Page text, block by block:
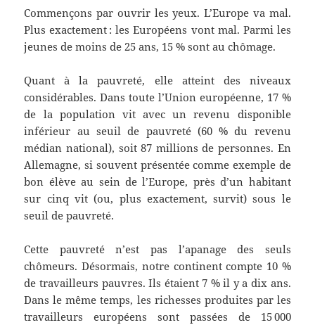
Commençons par ouvrir les yeux. L’Europe va mal.
Plus exactement : les Européens vont mal. Parmi les
jeunes de moins de 25 ans, 15 % sont au chômage.
Quant à la pauvreté, elle atteint des niveaux
considérables. Dans toute l’Union européenne, 17 %
de la population vit avec un revenu disponible
inférieur au seuil de pauvreté (60 % du revenu
médian national), soit 87 millions de personnes. En
Allemagne, si souvent présentée comme exemple de
bon élève au sein de l’Europe, près d’un habitant
sur cinq vit (ou, plus exactement, survit) sous le
seuil de pauvreté.
Cette pauvreté n’est pas l’apanage des seuls
chômeurs. Désormais, notre continent compte 10 %
de travailleurs pauvres. Ils étaient 7 % il y a dix ans.
Dans le même temps, les richesses produites par les
travailleurs européens sont passées de 15 000